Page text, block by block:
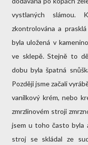
vystlaných slámou.
zkontrolována a
byla uložená v
ve sklepě. Stejně to
dobu byla špatná
Později jsme začali
vanilkový krém, nebo
zmrzlinovém stroji
jsem u toho často byla
stroj se skládal ze